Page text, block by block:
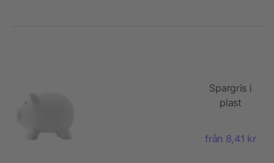
Spargris i
plast
från 8,41 kr